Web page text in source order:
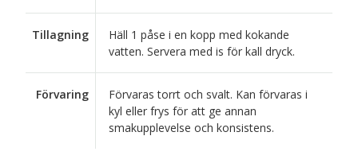
Tillagning
Häll 1 påse i en kopp med kokande
vatten. Servera med is för kall dryck.
Förvaring
Förvaras torrt och svalt. Kan förvaras i
kyl eller frys för att ge annan
smakupplevelse och konsistens.